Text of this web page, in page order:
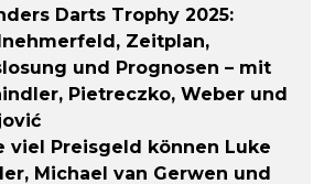
Darts Trophy 2025:
Zeitplan,
und Prognosen – mit
Pietreczko, Weber und
viel Preisgeld können Luke
Michael van Gerwen und